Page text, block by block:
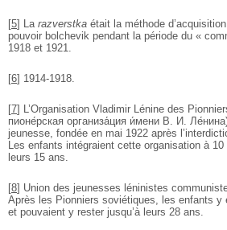
[5] La razverstka était la méthode
pouvoir bolchevik pendant la période du «
1918 et 1921.
[6] 1914-1918.
[7]
L’Organisation Vladimir Lénine des
пионе́рская организа́ция и́мени В. И.
jeunesse, fondée en mai 1922 après
Les enfants intégraient cette organisation à
leurs 15 ans.
[8] Union des jeunesses léninistes
Après les Pionniers soviétiques, les enfants y
et pouvaient y rester jusqu’à leurs 28 ans.